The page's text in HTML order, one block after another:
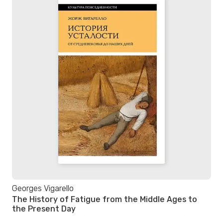
Georges Vigarello
The History of Fatigue from the Middle Ages to
the Present Day